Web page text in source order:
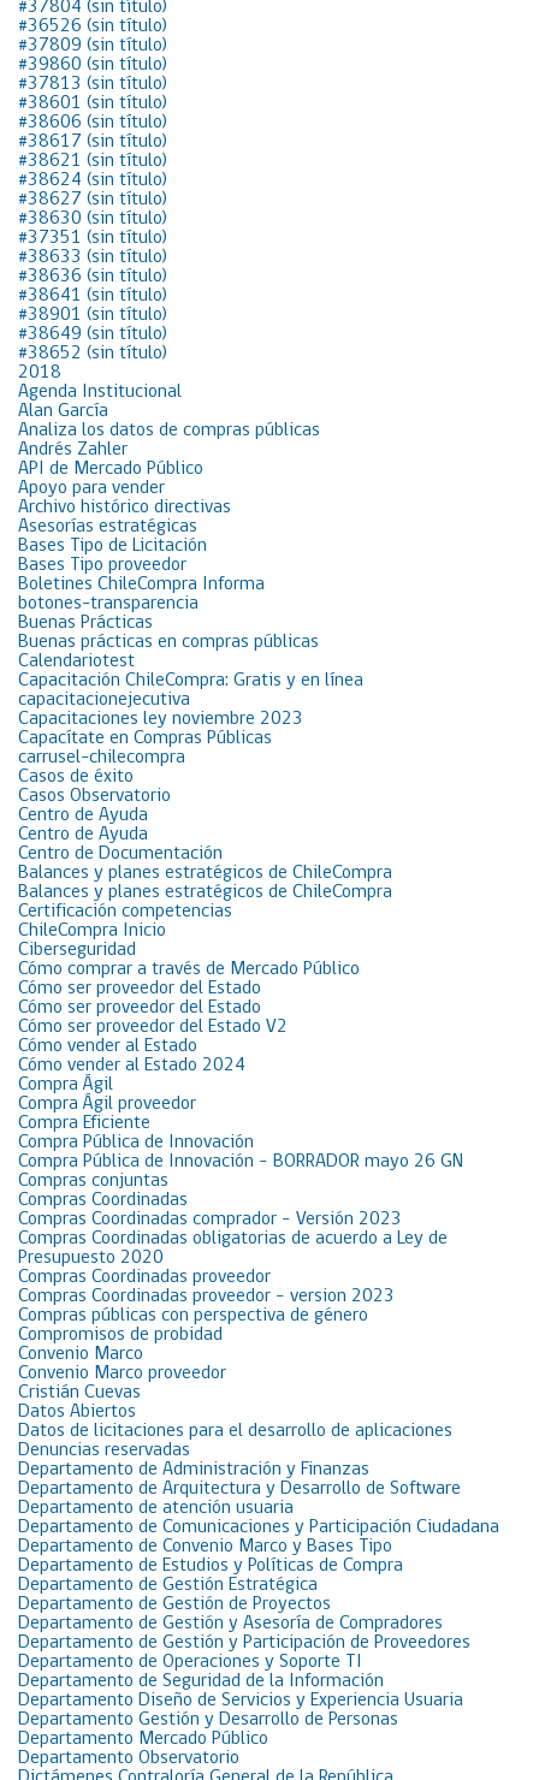
#37804 (sin título)
#36526 (sin título)
#37809 (sin título)
#39860 (sin título)
#37813 (sin título)
#38601 (sin título)
#38606 (sin título)
#38617 (sin título)
#38621 (sin título)
#38624 (sin título)
#38627 (sin título)
#38630 (sin título)
#37351 (sin título)
#38633 (sin título)
#38636 (sin título)
#38641 (sin título)
#38901 (sin título)
#38649 (sin título)
#38652 (sin título)
2018
Agenda Institucional
Alan García
Analiza los datos de compras públicas
Andrés Zahler
API de Mercado Público
Apoyo para vender
Archivo histórico directivas
Asesorías estratégicas
Bases Tipo de Licitación
Bases Tipo proveedor
Boletines ChileCompra Informa
botones-transparencia
Buenas Prácticas
Buenas prácticas en compras públicas
Calendariotest
Capacitación ChileCompra: Gratis y en línea
capacitacionejecutiva
Capacitaciones ley noviembre 2023
Capacítate en Compras Públicas
carrusel-chilecompra
Casos de éxito
Casos Observatorio
Centro de Ayuda
Centro de Ayuda
Centro de Documentación
Balances y planes estratégicos de ChileCompra
Balances y planes estratégicos de ChileCompra
Certificación competencias
ChileCompra Inicio
Ciberseguridad
Cómo comprar a través de Mercado Público
Cómo ser proveedor del Estado
Cómo ser proveedor del Estado
Cómo ser proveedor del Estado V2
Cómo vender al Estado
Cómo vender al Estado 2024
Compra Ágil
Compra Ágil proveedor
Compra Eficiente
Compra Pública de Innovación
Compra Pública de Innovación – BORRADOR mayo 26 GN
Compras conjuntas
Compras Coordinadas
Compras Coordinadas comprador – Versión 2023
Compras Coordinadas obligatorias de acuerdo a Ley de
Presupuesto 2020
Compras Coordinadas proveedor
Compras Coordinadas proveedor – version 2023
Compras públicas con perspectiva de género
Compromisos de probidad
Convenio Marco
Convenio Marco proveedor
Cristián Cuevas
Datos Abiertos
Datos de licitaciones para el desarrollo de aplicaciones
Denuncias reservadas
Departamento de Administración y Finanzas
Departamento de Arquitectura y Desarrollo de Software
Departamento de atención usuaria
Departamento de Comunicaciones y Participación Ciudadana
Departamento de Convenio Marco y Bases Tipo
Departamento de Estudios y Políticas de Compra
Departamento de Gestión Estratégica
Departamento de Gestión de Proyectos
Departamento de Gestión y Asesoría de Compradores
Departamento de Gestión y Participación de Proveedores
Departamento de Operaciones y Soporte TI
Departamento de Seguridad de la Información
Departamento Diseño de Servicios y Experiencia Usuaria
Departamento Gestión y Desarrollo de Personas
Departamento Mercado Público
Departamento Observatorio